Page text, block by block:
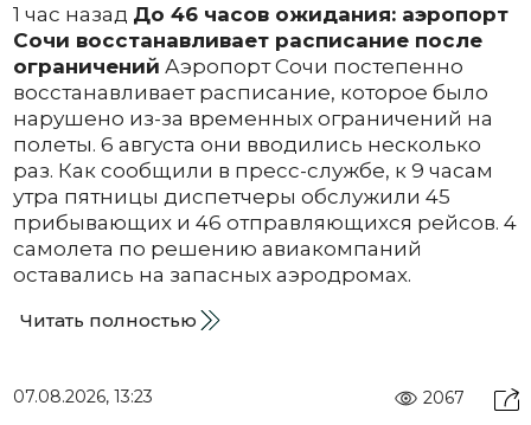
1 час назад До 46 часов ожидания: аэропорт
Сочи восстанавливает расписание после
ограничений Аэропорт Сочи постепенно
восстанавливает расписание, которое было
нарушено из-за временных ограничений на
полеты. 6 августа они вводились несколько
раз. Как сообщили в пресс-службе, к 9 часам
утра пятницы диспетчеры обслужили 45
прибывающих и 46 отправляющихся рейсов. 4
самолета по решению авиакомпаний
оставались на запасных аэродромах.
Читать полностью
07.08.2026, 13:23 2067